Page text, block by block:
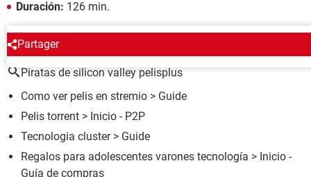
Duración: 126 min.
Partager
ALREDEDOR DEL MISMO TEMA
Piratas de silicon valley pelisplus
Como ver pelis en stremio > Guide
Pelis torrent > Inicio - P2P
Tecnologia cluster> Guide
Regalos para adolescentes varones tecnología > Inicio -
Guía de compras